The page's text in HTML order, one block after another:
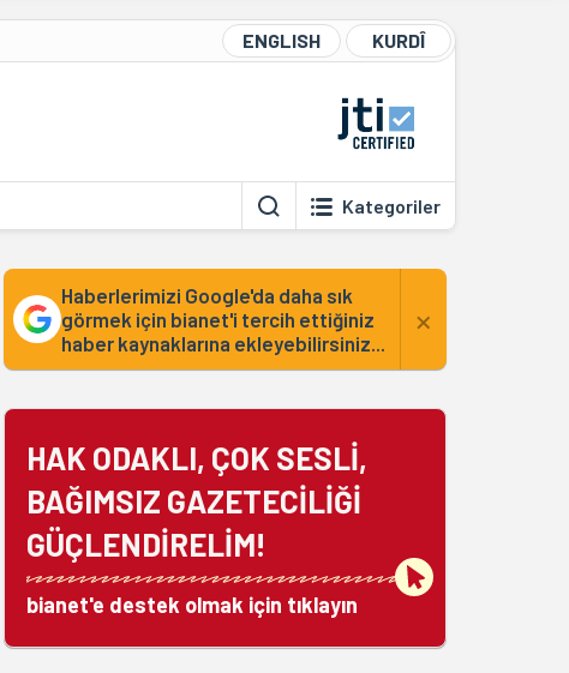
ENGLISH KURDÎ
Kategoriler
Haberlerimizi Google'da daha sık
görmek için bianet'i tercih ettiğiniz
haber kaynaklarına ekleyebilirsiniz...
×
HAK ODAKLI, ÇOK SESLİ,
BAĞIMSIZ GAZETECİLİĞİ
GÜÇLENDİRELİM!
bianet'e destek olmak için tıklayın